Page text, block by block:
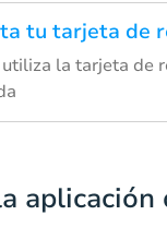
tu tarjeta de
utiliza la tarjeta de
aplicación